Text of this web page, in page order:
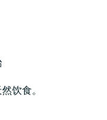
饮食。